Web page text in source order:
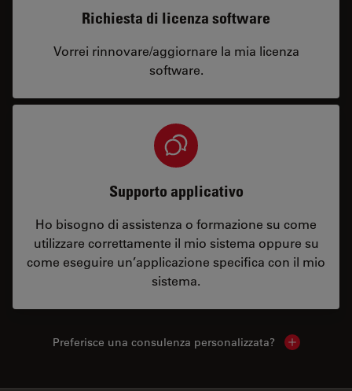
Richiesta di licenza software
Vorrei rinnovare/aggiornare la mia licenza
software.
Supporto applicativo
Ho bisogno di assistenza o formazione su come
utilizzare correttamente il mio sistema oppure su
come eseguire un’applicazione specifica con il mio
sistema.
Preferisce una consulenza personalizzata? Show local